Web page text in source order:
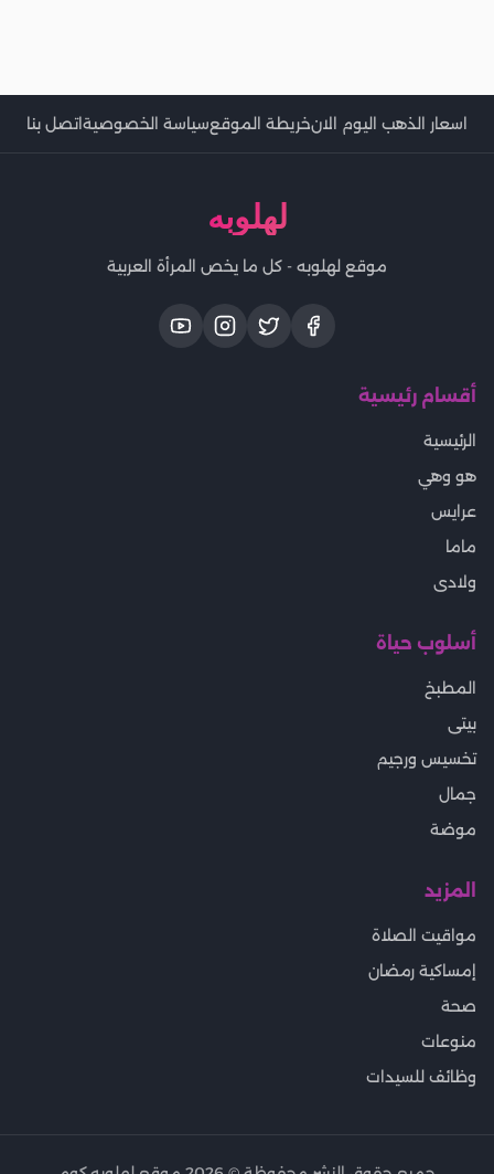
اسعار الذهب اليوم الانخريطة الموقعسياسة الخصوصيةاتصل بنا
لهلوبه
موقع لهلوبه - كل ما يخص المرأة العربية
أقسام رئيسية
الرئيسية
هو وهي
عرايس
ماما
ولادى
أسلوب حياة
المطبخ
بيتى
تخسيس ورجيم
جمال
موضة
المزيد
مواقيت الصلاة
إمساكية رمضان
صحة
منوعات
وظائف للسيدات